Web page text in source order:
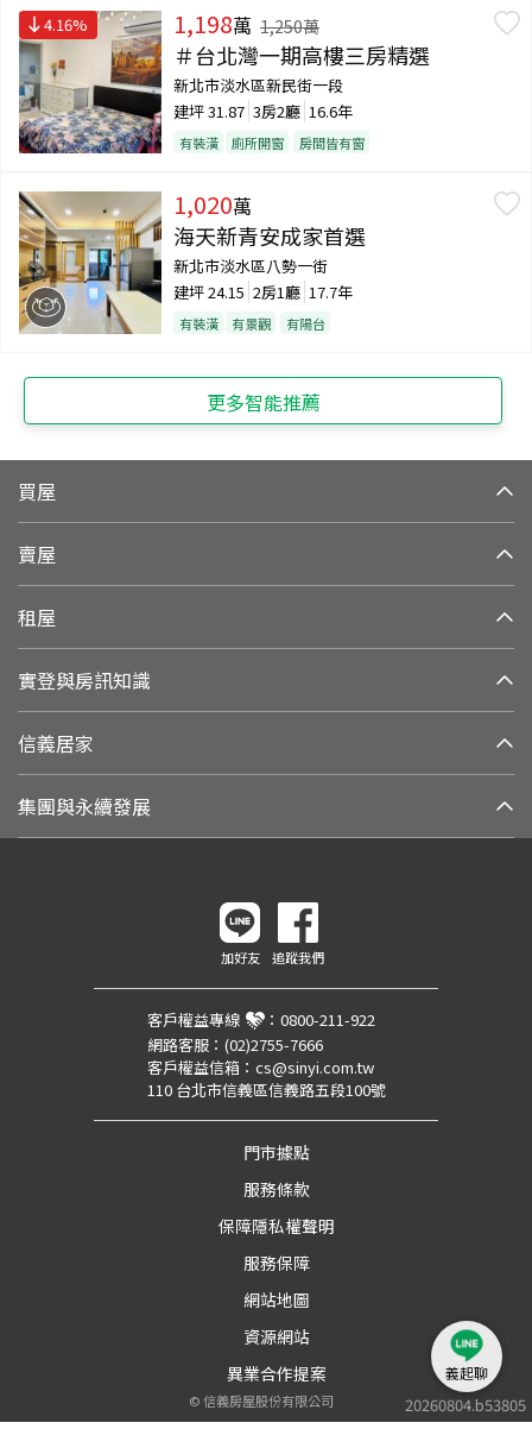
4.16% 1,198萬 1,250萬
＃台北灣一期高樓三房精選
新北市淡水區新民街一段
建坪31.87 3房2廳 16.6年
有裝潢 廁所開窗 房間皆有窗
1,020萬
海天新青安成家首選
新北市淡水區八勢一街
建坪24.15 2房1廳 17.7年
有裝潢 有景觀 有陽台
更多智能推薦
買屋
賣屋
租屋
實登與房訊知識
信義居家
集團與永續發展
20260804.b53805
加好友 追蹤我們
客戶權益專線 ： 0800-211-922
網路客服： (02)2755-7666
客戶權益信箱： cs@sinyi.com.tw
110 台北市信義區信義路五段100號
門市據點
服務條款
保障隱私權聲明
服務保障
網站地圖
資源網站
異業合作提案
©信義房屋股份有限公司
義起聊